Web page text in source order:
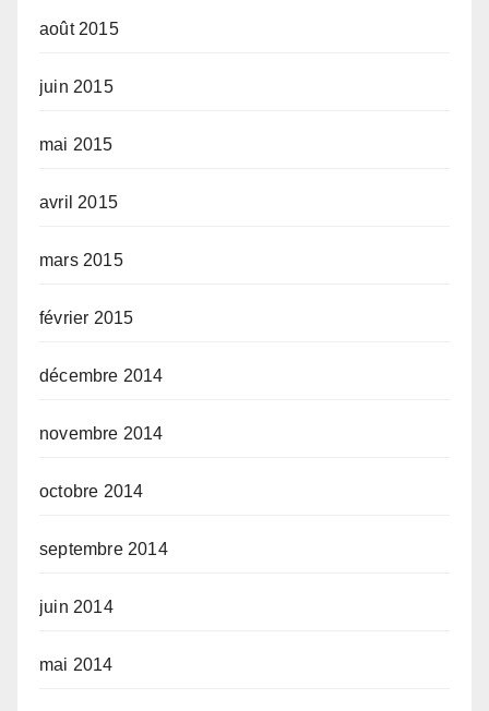
août 2015
juin 2015
mai 2015
avril 2015
mars 2015
février 2015
décembre 2014
novembre 2014
octobre 2014
septembre 2014
juin 2014
mai 2014